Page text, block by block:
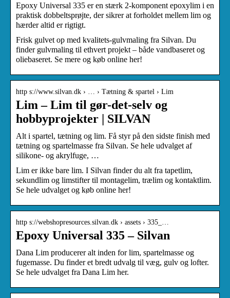
Epoxy Universal 335 er en stærk 2-komponent epoxylim i en
praktisk dobbeltsprøjte, der sikrer at forholdet mellem lim og
hærder altid er rigtigt.
Frisk gulvet op med kvalitets-gulvmaling fra Silvan. Du
finder gulvmaling til ethvert projekt – både vandbaseret og
oliebaseret. Se mere og køb online her!
http s://www.silvan.dk › … › Tætning & spartel › Lim
Lim – Lim til gør-det-selv og
hobbyprojekter | SILVAN
Alt i spartel, tætning og lim. Få styr på den sidste finish med
tætning og spartelmasse fra Silvan. Se hele udvalget af
silikone- og akrylfuge, …
Lim er ikke bare lim. I Silvan finder du alt fra tapetlim,
sekundlim og limstifter til montagelim, trælim og kontaktlim.
Se hele udvalget og køb online her!
http s://webshopresources.silvan.dk › assets › 335_…
Epoxy Universal 335 – Silvan
Dana Lim producerer alt inden for lim, spartelmasse og
fugemasse. Du finder et bredt udvalg til væg, gulv og lofter.
Se hele udvalget fra Dana Lim her.